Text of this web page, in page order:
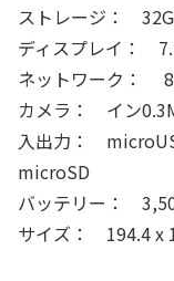
ストレージ：
ディスプレイ：
ネットワーク：
カメラ： イン
入出力：
microSD
バッテリー：
サイズ： 194.4 x